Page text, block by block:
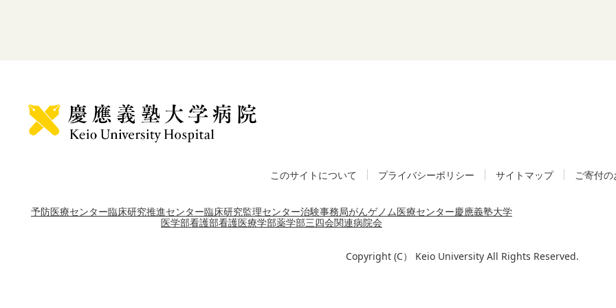
このサイトについて プライバシーポリシー サイトマップ ご寄付
予防医療センター臨床研究推進センター臨床研究監理センター治験事務局がんゲノム医療センター慶應義塾大学
医学部看護部看護医療学部薬学部三四会関連病院会
Copyright (C） Keio University All Rights Reserved.